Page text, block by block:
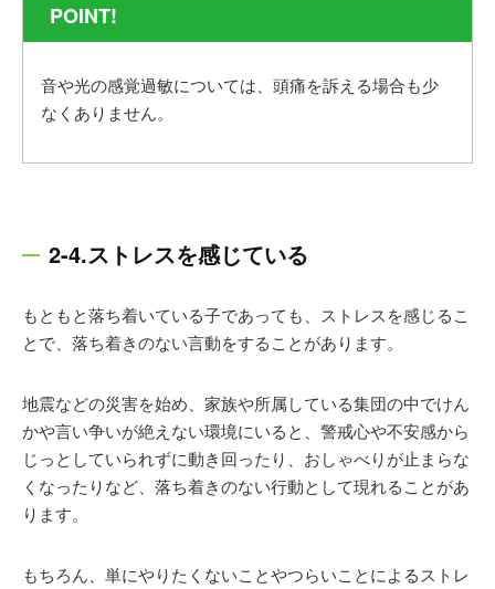
POINT!
音や光の感覚過敏については、頭痛を訴える場合も少
なくありません。
2-4.ストレスを感じている
もともと落ち着いている子であっても、ストレスを感じるこ
とで、落ち着きのない言動をすることがあります。
地震などの災害を始め、家族や所属している集団の中でけん
かや言い争いが絶えない環境にいると、警戒心や不安感から
じっとしていられずに動き回ったり、おしゃべりが止まらな
くなったりなど、落ち着きのない行動として現れることがあ
ります。
もちろん、単にやりたくないことやつらいことによるストレ